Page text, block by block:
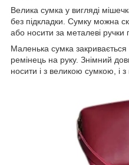
Велика сумка у вигляді
без підкладки. Сумку можна
або носити за металеві
Маленька сумка
ремінець на руку. Знімний
носити і з великою сумкою, і з